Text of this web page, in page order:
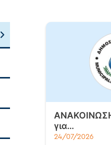
για…
24/07/2026